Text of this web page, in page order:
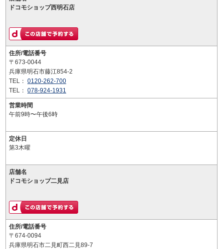
ドコモショップ西明石店
住所/電話番号
〒673-0044
兵庫県明石市藤江854-2
TEL： 0120-262-700
TEL： 078-924-1931
営業時間
午前9時〜午後6時
定休日
第3木曜
店舗名
ドコモショップ二見店
住所/電話番号
〒674-0094
兵庫県明石市二見町西二見89-7